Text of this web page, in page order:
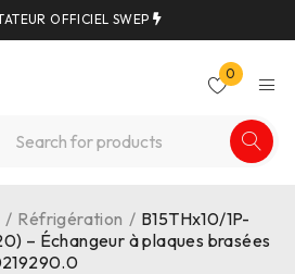
OFFICIEL SWEP
0
/ Réfrigération / B15THx10/1P-
– Échangeur à plaques brasées